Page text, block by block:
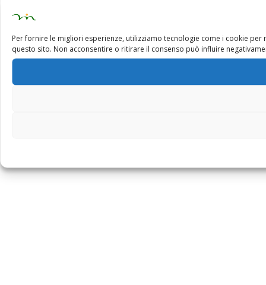
Per fornire le migliori esperienze, utilizziamo tecnologie come i cookie
questo sito. Non acconsentire o ritirare il consenso può influire